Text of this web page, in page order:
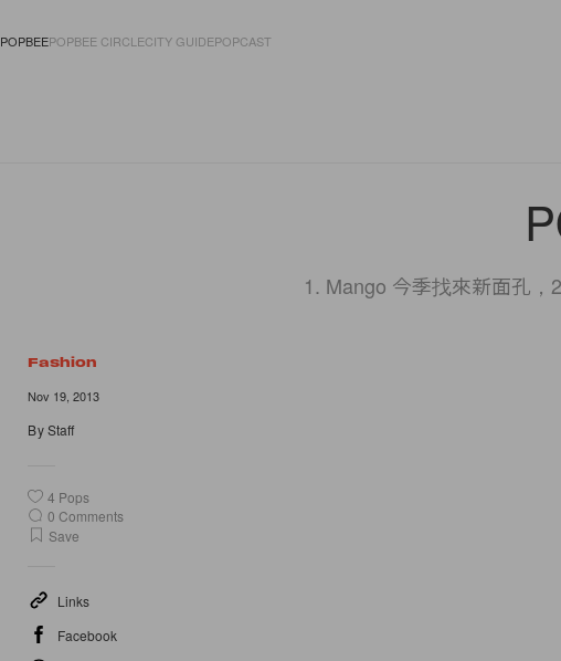
POPBEEPOPBEE CIRCLECITY GUIDEPOPCAST
1. Mango 今季找來新面孔
Fashion
Nov 19, 2013
ByStaff
4 Pops
0 Comments
Save
Links
Facebook